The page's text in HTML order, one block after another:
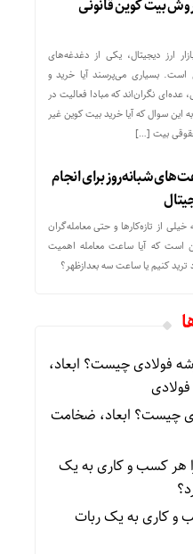
بیت کوین قانونی
ارز دیجیتال، یکی از دغدغه‌های
است. بسیاری می‌پرسند آیا خرید و
نگران‌اند که مبادا فعالیت در
این سوال که آیا خرید بیت کوین غیر
بیت‌ […]
شبانه‌روز برای انجام
از تازه‌کارها و حتی معامله‌گران
است که آیا ساعت معامله اهمیت
کنیم یا ساعت سه بعدازظهر؟
فولادی چیست؟ ابعاد،
چیست؟ ابعاد، ضخامت
هر کسب‌ و کاری به یک
و کاری به یک ربات